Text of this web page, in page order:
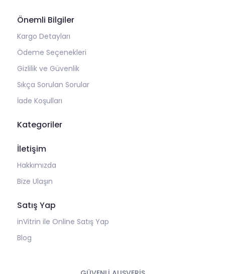
Önemli Bilgiler
Kargo Detayları
Ödeme Seçenekleri
Gizlilik ve Güvenlik
Sıkça Sorulan Sorular
İade Koşulları
Kategoriler
İletişim
Hakkımızda
Bize Ulaşın
Satış Yap
inVitrin ile Online Satış Yap
Blog